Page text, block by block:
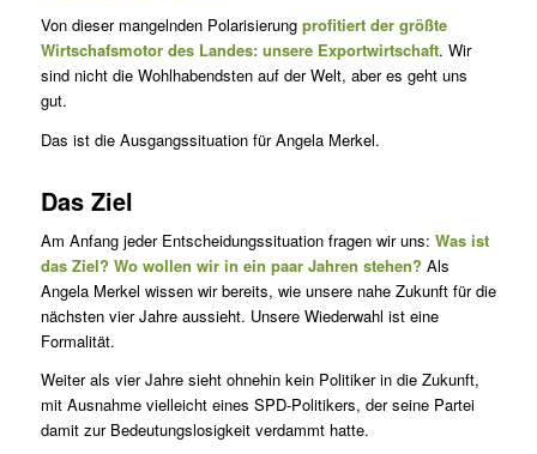
Von dieser mangelnden Polarisierungprofitiert der größte
Wirtschafsmotor des Landes: unsere Exportwirtschaft. Wir
sind nicht die Wohlhabendsten auf der Welt, aber es geht uns
gut.
Das ist die Ausgangssituation für Angela Merkel.
Das Ziel
Am Anfang jeder Entscheidungssituation fragen wir uns: Was ist
das Ziel? Wo wollen wir in ein paar Jahren stehen? Als
Angela Merkel wissen wir bereits, wie unsere nahe Zukunft für die
nächsten vier Jahre aussieht. Unsere Wiederwahl ist eine
Formalität.
Weiter als vier Jahre sieht ohnehin kein Politiker in die Zukunft,
mit Ausnahme vielleicht eines SPD-Politikers, der seine Partei
damit zur Bedeutungslosigkeit verdammt hatte.